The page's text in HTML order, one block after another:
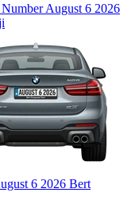
August 6 2026
6 2026 Bert